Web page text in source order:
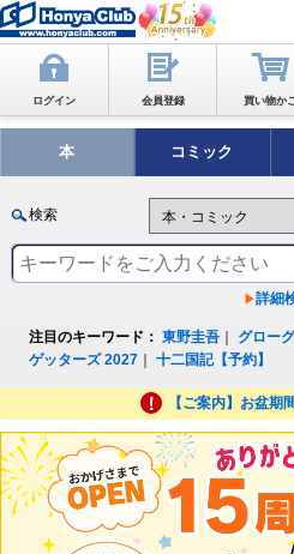
ログイン 会員登録 買い物か
本 コミック
検索
詳細
注目のキーワード： 東野圭吾 グロー
ゲッターズ 2027 ｜十二国記【予約】
【ご案内】お盆期